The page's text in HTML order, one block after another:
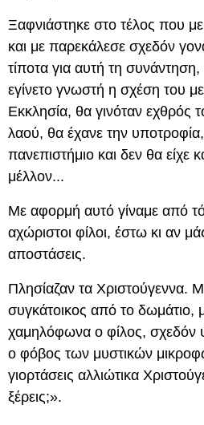
Ξαφνιάστηκε στο τέλος που
και με παρεκάλεσε σχεδόν
τίποτα για αυτή τη συνάντηση,
εγίνετο γνωστή η σχέση του
Εκκλησία, θα γινόταν εχθρός
λαού, θα έχανε την
πανεπιστήμιο και δεν θα είχε
μέλλον...
Με αφορμή αυτό γίναμε από
αχώριστοι φίλοι, έστω κι αν
αποστάσεις.
Πλησίαζαν τα Χριστούγεννα.
συγκάτοικος από το δωμάτιο,
χαμηλόφωνα ο φίλος, σχεδόν
ο φόβος των μυστικών
γιορτάσεις αλλιώτικα
ξέρεις;».